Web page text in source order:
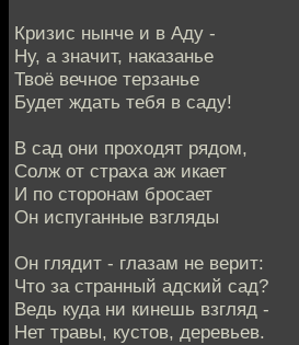
Кризис нынче и в Аду -
Ну, а значит, наказанье
Твоё вечное терзанье
Будет ждать тебя в саду!
В сад они проходят рядом,
Солж от страха аж икает
И по сторонам бросает
Он испуганные взгляды
Он глядит - глазам не верит:
Что за странный адский сад?
Ведь куда ни кинешь взгляд -
Нет травы, кустов, деревьев.